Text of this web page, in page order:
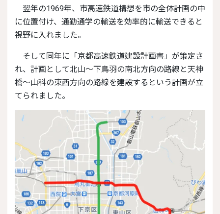
翌年の1969年、市高速鉄道構想を市の全体計画の中
に位置付け、通勤通学の輸送を効率的に輸送できると
視野に入れました。
そして同年に「京都高速鉄道建設計画書」が策定さ
れ、計画として北山～下鳥羽の南北方向の路線と天神
橋～山科の東西方向の路線を建設するという計画が立
てられました。